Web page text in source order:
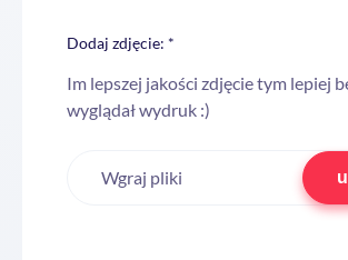
Dodaj zdjęcie: *
Im lepszej jakości zdjęcie tym lepiej
wyglądał wydruk :)
Wgraj pliki